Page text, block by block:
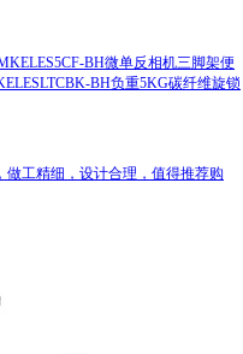
BH微单反相机三脚架便
BH负重5KG碳纤维旋锁
工精细，设计合理，值得推荐购